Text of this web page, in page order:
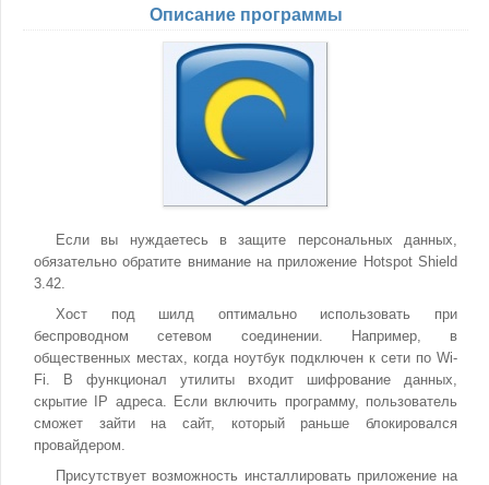
Описание программы
Если вы нуждаетесь в защите персональных данных,
обязательно обратите внимание на приложение Hotspot Shield
3.42.
Хост под шилд оптимально использовать при
беспроводном сетевом соединении. Например, в
общественных местах, когда ноутбук подключен к сети по Wi-
Fi. В функционал утилиты входит шифрование данных,
скрытие IP адреса. Если включить программу, пользователь
сможет зайти на сайт, который раньше блокировался
провайдером.
Присутствует возможность инсталлировать приложение на